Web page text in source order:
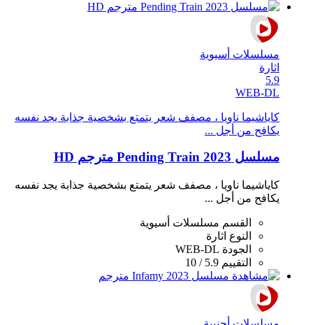
مسلسلات أسيوية
اثارة
5.9
WEB-DL
كاياشيما ناويا ، مصفف شعر يتمتع بشخصية جذابة يجد نفسه
يكافح من أجل ...
مسلسل Pending Train 2023 مترجم HD
كاياشيما ناويا ، مصفف شعر يتمتع بشخصية جذابة يجد نفسه
يكافح من أجل ...
القسم مسلسلات أسيوية
النوع اثارة
الجودة WEB-DL
التقييم 5.9 / 10